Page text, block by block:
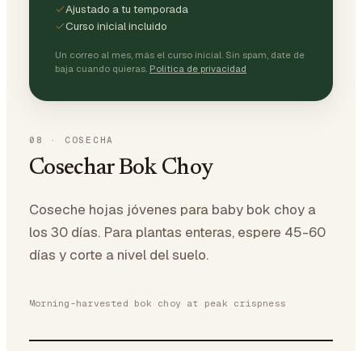
Ajustado a tu temporada
Curso inicial incluido
Un correo al mes, más el curso inicial. Sin spam, date de
baja cuando quieras. Política de privacidad
08 · COSECHA
Cosechar Bok Choy
Coseche hojas jóvenes para baby bok choy a
los 30 días. Para plantas enteras, espere 45-60
días y corte a nivel del suelo.
Morning-harvested bok choy at peak crispness